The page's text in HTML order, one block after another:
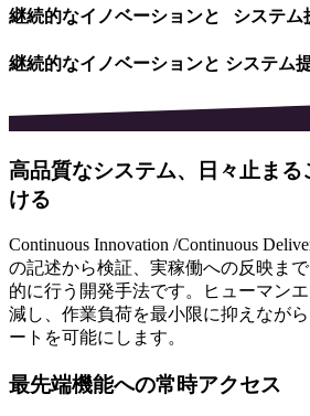
継続的なイノベーションと システム
継続的なイノベーションと システム
高品質なシステム、日々止まる
ける
Continuous Innovation /Continuous
の記述から検証、実稼働への反映ま
的に行う開発手法です。ヒューマン
減し、作業負荷を最小限に抑えなが
ートを可能にします。
最先端機能への常時アクセス